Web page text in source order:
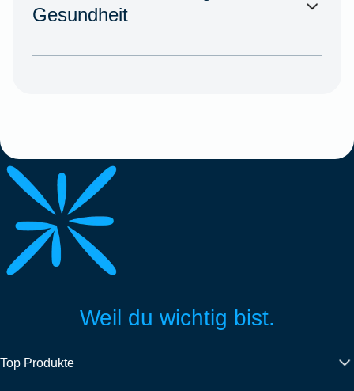
Gesundheit
Weil du wichtig bist.
Top Produkte